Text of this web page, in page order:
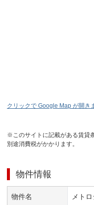
クリックで Google Map が開き
※このサイトに記載がある賃貸
別途消費税がかかります。
物件情報
物件名 メト